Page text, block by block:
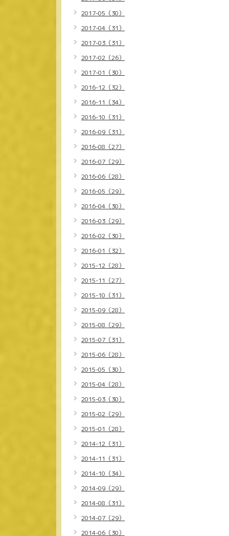
2017-05（30）
2017-04（31）
2017-03（31）
2017-02（26）
2017-01（30）
2016-12（32）
2016-11（34）
2016-10（31）
2016-09（31）
2016-08（27）
2016-07（29）
2016-06（28）
2016-05（29）
2016-04（30）
2016-03（29）
2016-02（30）
2016-01（32）
2015-12（28）
2015-11（27）
2015-10（31）
2015-09（28）
2015-08（29）
2015-07（31）
2015-06（28）
2015-05（30）
2015-04（28）
2015-03（30）
2015-02（29）
2015-01（28）
2014-12（31）
2014-11（31）
2014-10（34）
2014-09（29）
2014-08（31）
2014-07（29）
2014-06（30）